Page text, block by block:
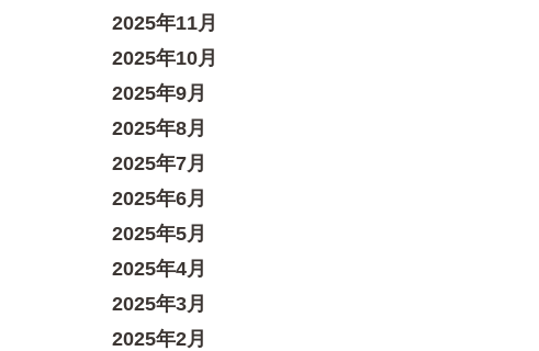
2025年11月
2025年10月
2025年9月
2025年8月
2025年7月
2025年6月
2025年5月
2025年4月
2025年3月
2025年2月